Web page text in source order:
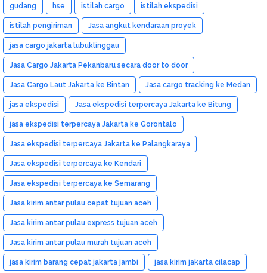
gudang hse istilah cargo istilah ekspedisi
istilah pengiriman Jasa angkut kendaraan proyek
jasa cargo jakarta lubuklinggau
Jasa Cargo Jakarta Pekanbaru secara door to door
Jasa Cargo Laut Jakarta ke Bintan Jasa cargo tracking ke Medan
jasa ekspedisi Jasa ekspedisi terpercaya Jakarta ke Bitung
jasa ekspedisi terpercaya Jakarta ke Gorontalo
Jasa ekspedisi terpercaya Jakarta ke Palangkaraya
Jasa ekspedisi terpercaya ke Kendari
Jasa ekspedisi terpercaya ke Semarang
Jasa kirim antar pulau cepat tujuan aceh
Jasa kirim antar pulau express tujuan aceh
Jasa kirim antar pulau murah tujuan aceh
jasa kirim barang cepat jakarta jambi jasa kirim jakarta cilacap